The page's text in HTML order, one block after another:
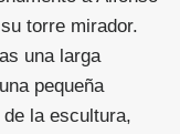
torre mirador.
una larga
pequeña
la escultura,